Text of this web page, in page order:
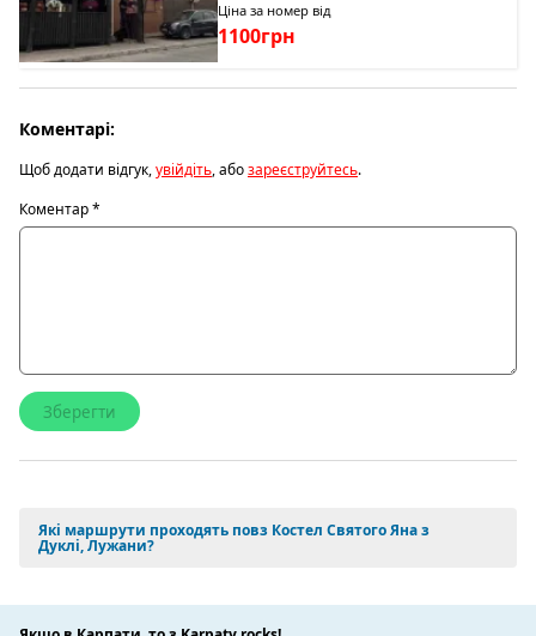
Ціна за номер від
1100грн
Коментарі:
Щоб додати відгук,увійдіть, абозареєструйтесь.
Коментар*
Які маршрути проходять повз Костел Святого Яна з
Дуклі, Лужани?